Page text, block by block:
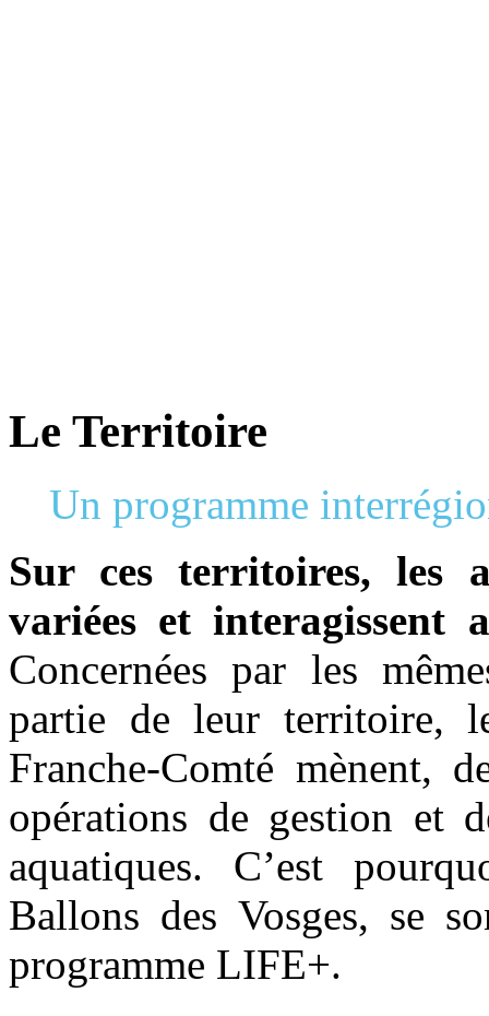
Le Territoire
Un programme
Sur ces territoires, les
variées et interagissent
Concernées par les
partie de leur territoire,
Franche-Comté mènent,
opérations de gestion et
aquatiques. C’est
Ballons des Vosges, se
programme LIFE+.